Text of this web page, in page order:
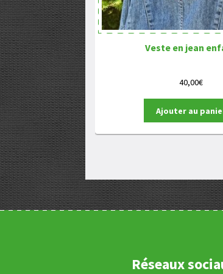
Veste en jean
40,00€
Ajouter au
Réseaux